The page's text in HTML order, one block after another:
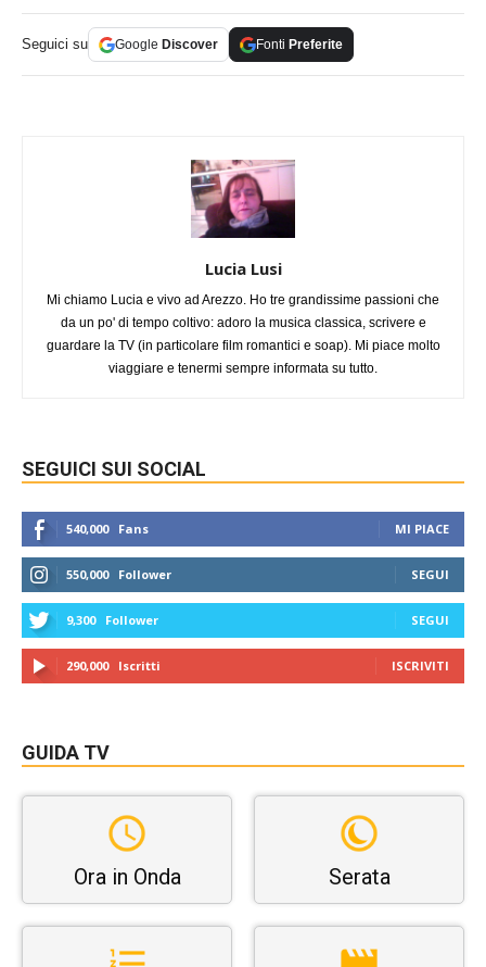
Seguici su Google Discover Fonti Preferite
Lucia Lusi
Mi chiamo Lucia e vivo ad Arezzo. Ho tre grandissime passioni che
da un po' di tempo coltivo: adoro la musica classica, scrivere e
guardare la TV (in particolare film romantici e soap). Mi piace molto
viaggiare e tenermi sempre informata su tutto.
SEGUICI SUI SOCIAL
540,000 Fans MI PIACE
550,000 Follower SEGUI
9,300 Follower SEGUI
290,000 Iscritti ISCRIVITI
GUIDA TV
Ora in Onda Serata